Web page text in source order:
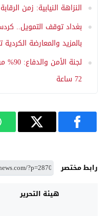
النزاهة النيابية: زمن
بغداد توقف التمويل..
بالمزيد والمعارضة
لجنة
72 ساعة
رابط مختصر
هيئة التحرير